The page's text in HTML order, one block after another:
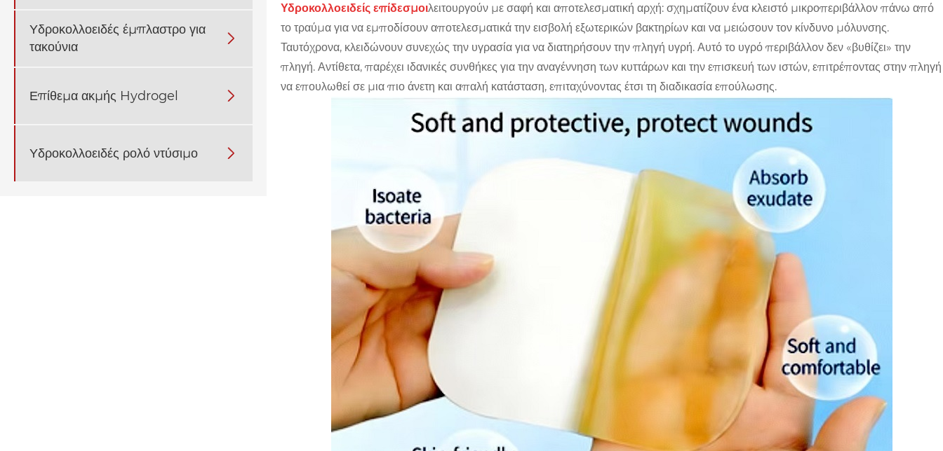
Υδροκολλοειδές έμπλαστρο για
τακούνια

Επίθεμα ακμής Hydrogel 
Υδροκολλοειδές ρολό ντύσιμο 
Υδροκολλοειδείς επίδεσμοιλειτουργούν με σαφή και αποτελεσματική αρχή: σχηματίζουν ένα κλειστό μικροπεριβάλλον πάνω από
το τραύμα για να εμποδίσουν αποτελεσματικά την εισβολή εξωτερικών βακτηρίων και να μειώσουν τον κίνδυνο μόλυνσης.
Ταυτόχρονα, κλειδώνουν συνεχώς την υγρασία για να διατηρήσουν την πληγή υγρή. Αυτό το υγρό περιβάλλον δεν «βυθίζει» την
πληγή. Αντίθετα, παρέχει ιδανικές συνθήκες για την αναγέννηση των κυττάρων και την επισκευή των ιστών, επιτρέποντας στην πληγή
να επουλωθεί σε μια πιο άνετη και απαλή κατάσταση, επιταχύνοντας έτσι τη διαδικασία επούλωσης.